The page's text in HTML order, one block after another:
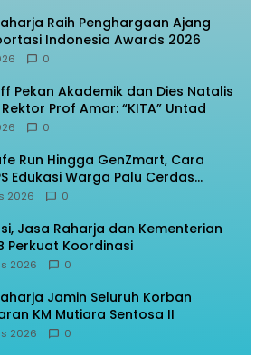
Raih Penghargaan Ajang
Indonesia Awards 2026
0
Pekan Akademik dan Dies Natalis
Prof Amar: “KITA” Untad
0
Run Hingga GenZmart, Cara
Edukasi Warga Palu Cerdas
2026 0
Jasa Raharja dan Kementerian
Perkuat Koordinasi
2026 0
Jamin Seluruh Korban
KM Mutiara Sentosa II
2026 0